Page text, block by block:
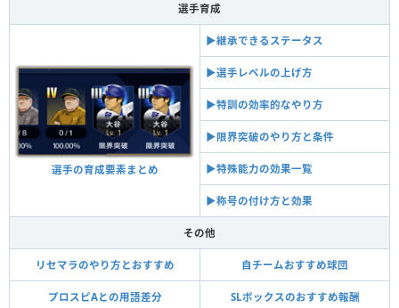
選手育成
選手の育成要素まとめ
▶︎継承できるステータス
▶︎選手レベルの上げ方
▶︎特訓の効率的なやり方
▶︎限界突破のやり方と条件
▶︎特殊能力の効果一覧
▶︎称号の付け方と効果
その他
リセマラのやり方とおすすめ 自チームおすすめ球団
プロスピAとの用語差分 SLボックスのおすすめ報酬